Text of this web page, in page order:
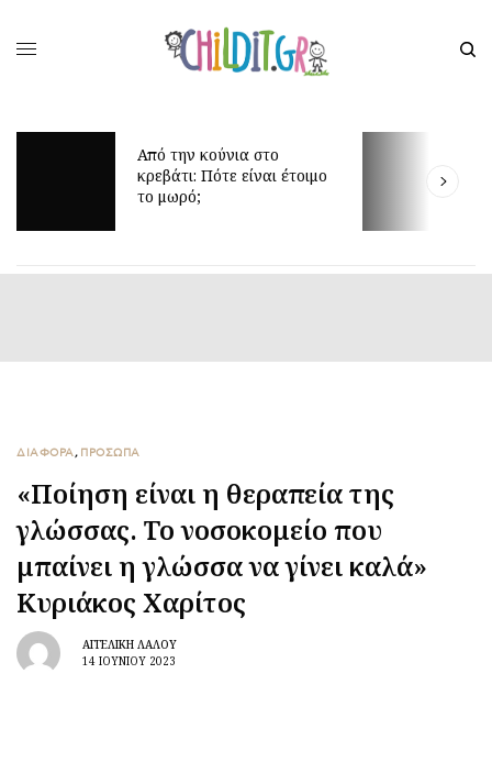
Από την κούνια στο
κρεβάτι: Πότε είναι έτοιμο
του εντέρου των
ΔΙΑΦΟΡΑ, ΠΡΟΣΩΠΑ
«Ποίηση είναι η θεραπεία της
γλώσσας. Το νοσοκομείο που
μπαίνει η γλώσσα να γίνει καλά»
Κυριάκος Χαρίτος
ΑΓΓΕΛΙΚΉ ΛΆΛΟΥ
14 ΙΟΥΝΊΟΥ 2023